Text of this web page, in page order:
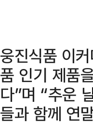
웅진식품 이
품 인기 제품
다”며 “추운
들과 함께 연